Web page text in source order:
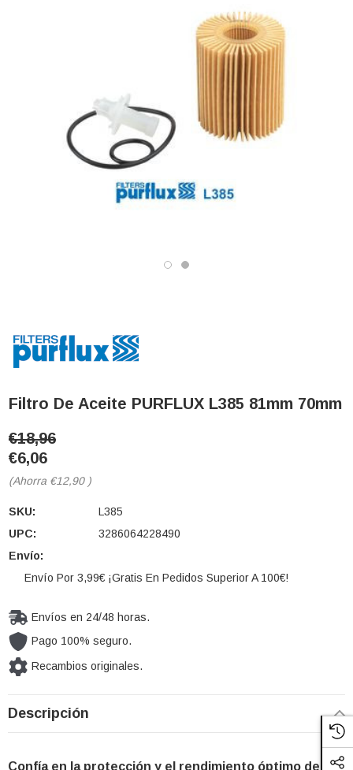
Filtro De Aceite PURFLUX L385 81mm 70mm
€18,96
€6,06
(Ahorra €12,90 )
SKU:
L385
UPC:
3286064228490
Envío:
Envío Por 3,99€ ¡Gratis En Pedidos Superior A 100€!
Envíos en 24/48 horas.
Pago 100% seguro.
Recambios originales.
Cantidad
actual de
Descripción
Confía en la protección y el rendimiento óptimo de tu